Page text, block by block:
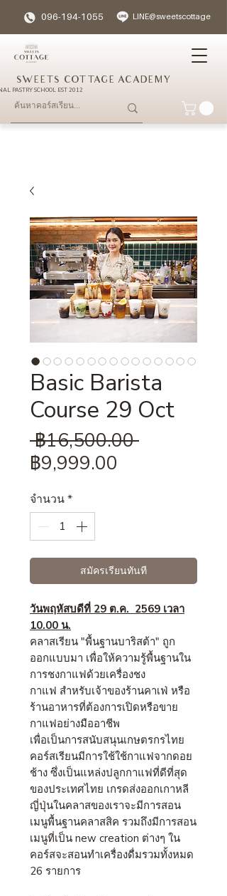
SWEETS COTTAGE ACADEMY
PASTRY SCHOOL EST 2012
096-194-1055 LINE@sweetscottage
Basic Barista
Course 29 Oct
฿16,500.00 ราคา
฿9,999.00
จำนวน*
สมัครเรียนทันที
วันพฤหัสบดีที่ 29 ต.ค. 2569 เวลา
10.00 น.
คลาสเรียน "พื้นฐานบาริสต้า" ถูก
ออกแบบมา เพื่อให้ความรู้พื้นฐานใน
การชงกาแฟด้วยเครื่องชง
กาแฟ สำหรับเจ้าของร้านคาเฟ่ หรือ
ร้านอาหารที่ต้องการเปิดหรือขาย
กาแฟอย่างมืออาชีพ
เพื่อเป็นการสนับสนุนเกษตรกรไทย
คอร์สเรียนมีการใช้ใช้กาแฟจากดอย
ช้าง ซึ่งเป็นแหล่งปลูกกาแฟที่ดีที่สุด
ของประเทศไทย เกรดส่งออกเกาหลี
ญี่ปุ่นในคลาสของเราจะมีการสอน
เมนูพื้นฐานคลาสสิค รวมถึงมีการสอน
เมนูที่เป็น new creation ต่างๆ ใน
คอร์สจะสอนทำเครื่องดื่มรวมทั้งหมด
26 รายการ